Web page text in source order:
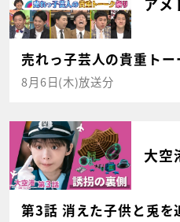
売れっ子芸人の貴重ト
8月6日(木)放送分
大空
第3話 消えた子供と兎を